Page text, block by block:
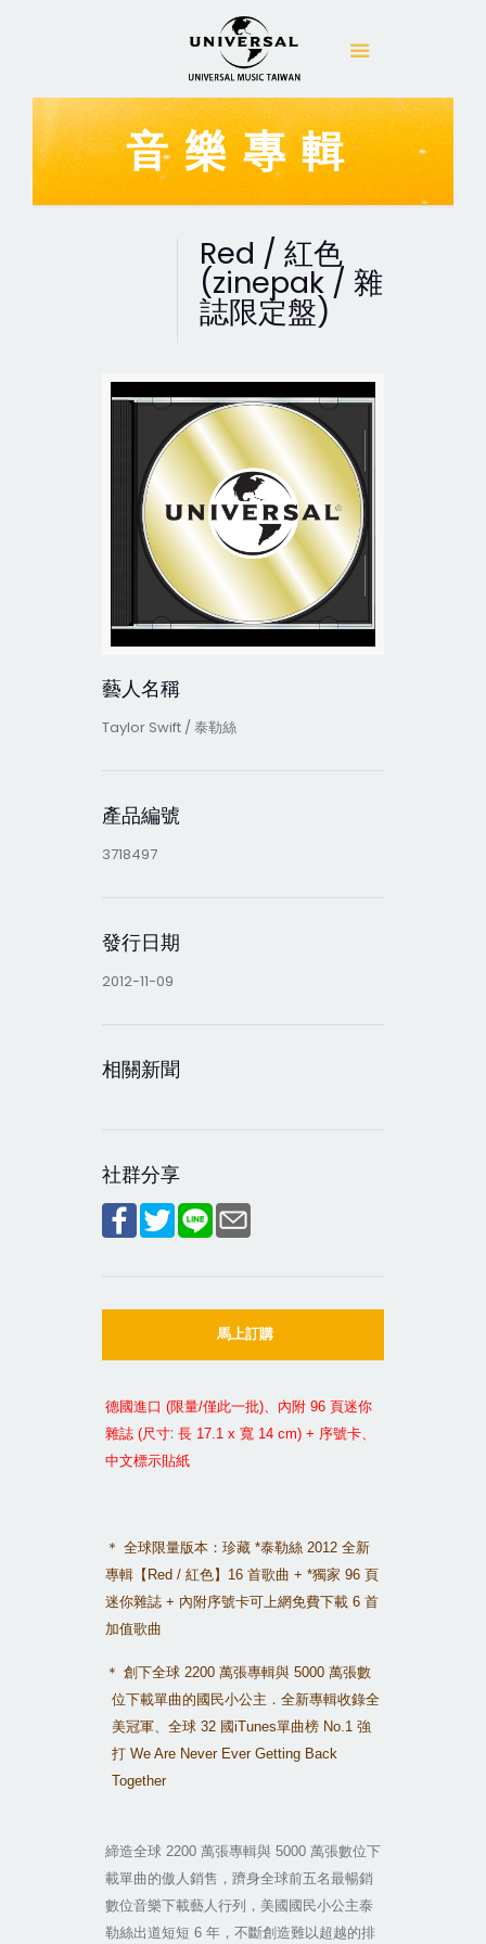
音樂專輯
Red / 紅色
(zinepak / 雜
誌限定盤)
藝人名稱
Taylor Swift / 泰勒絲
產品編號
3718497
發行日期
2012-11-09
相關新聞
社群分享
馬上訂購
德國進口 (限量/僅此一批)、內附96 頁迷你
雜誌(尺寸: 長17.1 x 寬14 cm) + 序號卡、
中文標示貼紙
＊ 全球限量版本：珍藏*泰勒絲2012 全新
專輯【 Red / 紅色】 16 首歌曲 + *獨家 96 頁
迷你雜誌+ 內附序號卡可上網免費下載6 首
加值歌曲
＊ 創下全球2200 萬張專輯與5000 萬張數
位下載單曲的國民小公主．全新專輯收錄全
美冠軍、全球 32 國iTunes單曲榜 No.1強
打 We Are Never Ever Getting Back
Together
締造全球2200 萬張專輯與5000 萬張數位下
載單曲的傲人銷售，躋身全球前五名最暢銷
數位音樂下載藝人行列，美國國民小公主泰
勒絲出道短短 6 年，不斷創造難以超越的排